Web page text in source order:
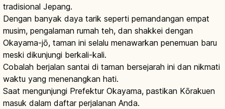
tradisional Jepang.
Dengan banyak daya tarik seperti pemandangan empat
musim, pengalaman rumah teh, dan shakkei dengan
Okayama-jō, taman ini selalu menawarkan penemuan baru
meski dikunjungi berkali-kali.
Cobalah berjalan santai di taman bersejarah ini dan nikmati
waktu yang menenangkan hati.
Saat mengunjungi Prefektur Okayama, pastikan Kōrakuen
masuk dalam daftar perjalanan Anda.